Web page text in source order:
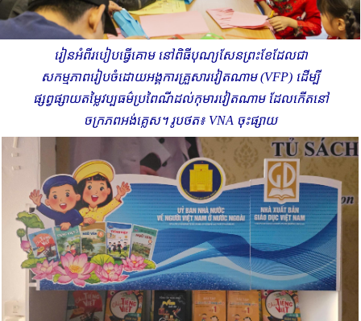
រៀនអំពីរបៀបធ្វើគោម នៅពិធីបុណ្យសែនព្រះខែដែលជា
សកម្មភាពរៀបចំដោយអង្គការគ្រួសារវៀតណាម (VFP) ដើម្បី
ផ្សព្វផ្សាយតម្លៃវប្បធម៌ប្រពៃណីដល់កុមារវៀតណាម ដែលកើតនៅ
ចក្រភពអង់គ្លេស។ រូបថត៖ VNA ចុះផ្សាយ